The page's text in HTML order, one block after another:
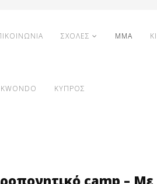
ΣΧΟΛΕΣ MMA
ΚΥΠΡΟΣ
camp – Με